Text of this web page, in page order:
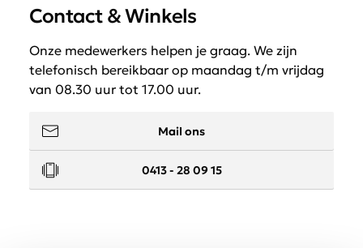
Contact & Winkels
Onze medewerkers helpen je graag. We zijn
telefonisch bereikbaar op maandag t/m vrijdag
van 08.30 uur tot 17.00 uur.
Mail ons
0413 - 28 09 15